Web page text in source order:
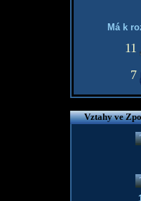
Má k
11
7
Vztahy ve